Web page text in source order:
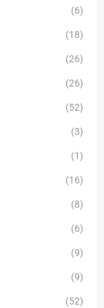
(6)
(18)
(26)
(26)
(52)
(3)
(1)
(16)
(8)
(6)
(9)
(9)
(52)